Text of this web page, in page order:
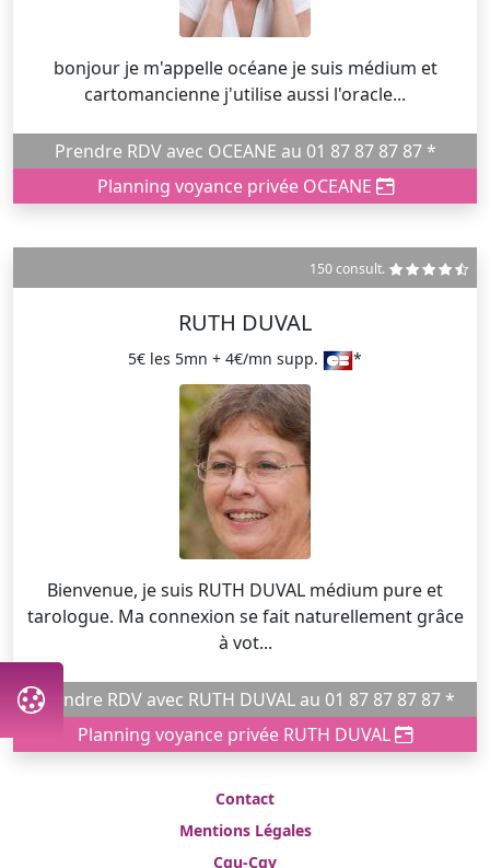
bonjour je m'appelle océane je suis médium et
cartomancienne j'utilise aussi l'oracle...
Prendre RDV avec OCEANE au 01 87 87 87 87 *
Planning voyance privée OCEANE
150 consult.
RUTH DUVAL
5€ les 5mn + 4€/mn supp. *
Bienvenue, je suis RUTH DUVAL médium pure et
tarologue. Ma connexion se fait naturellement grâce
à vot...
Prendre RDV avec RUTH DUVAL au 01 87 87 87 87 *
Planning voyance privée RUTH DUVAL
Contact
Mentions Légales
Cgu-Cgv